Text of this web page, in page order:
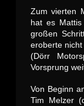
Zum vierten
hat es
großen
eroberte
(Dörr
Vorsprung
Von Beginn
Tim Melzer